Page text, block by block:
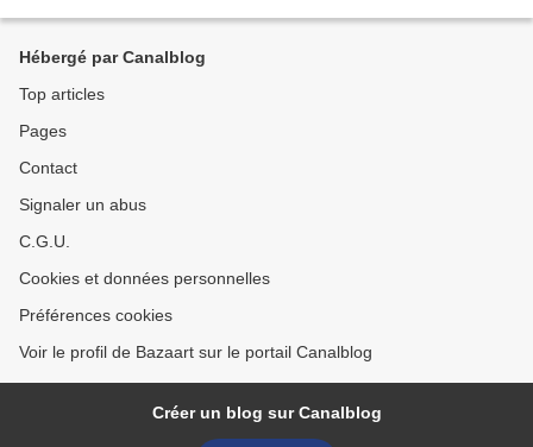
Hébergé par Canalblog
Top articles
Pages
Contact
Signaler un abus
C.G.U.
Cookies et données personnelles
Préférences cookies
Voir le profil de Bazaart sur le portail Canalblog
Créer un blog sur Canalblog